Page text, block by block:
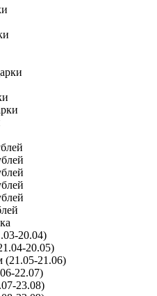
20.04)
20.05)
(21.05-21.06)
22.07)
23.08)